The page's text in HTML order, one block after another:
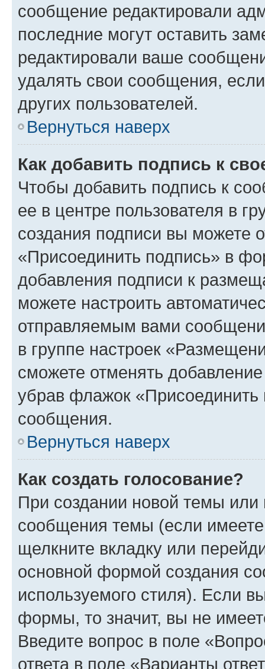
сообщение редактировали
последние могут оставить
редактировали ваше
удалять свои сообщения,
других пользователей.
Вернуться наверх
Как добавить подпись к
Чтобы добавить подпись к
ее в центре пользователя в
создания подписи вы можете
«Присоединить подпись» в
добавления подписи к
можете настроить
отправляемым вами
в группе настроек
сможете отменять
убрав флажок
сообщения.
Вернуться наверх
Как создать голосование?
При создании новой темы или
сообщения темы (если
щелкните вкладку или
основной формой создания
используемого стиля). Если
формы, то значит, вы не
Введите вопрос в поле
ответа в поле «Варианты